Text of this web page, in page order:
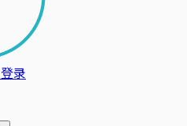
登录